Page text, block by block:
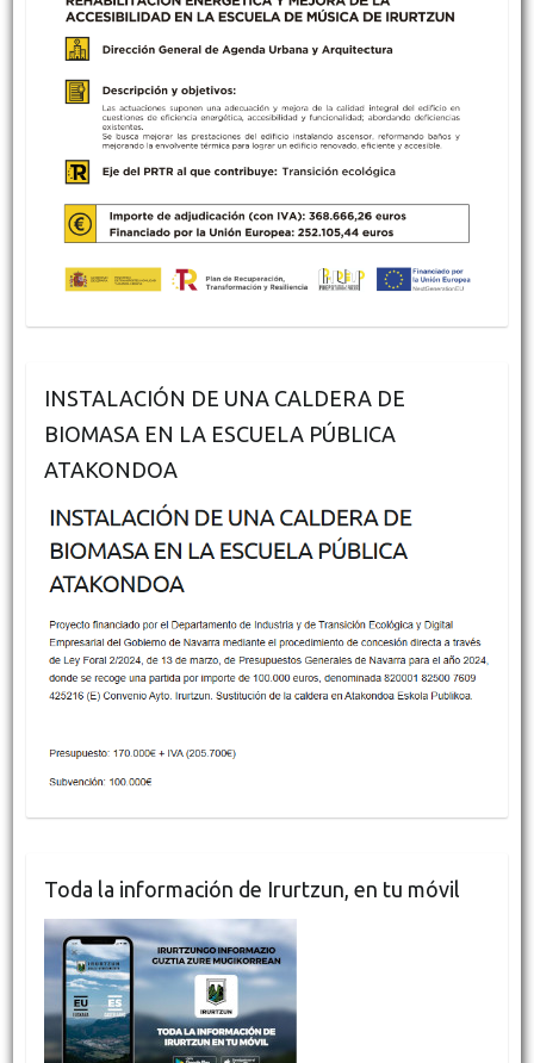
INSTALACIÓN DE UNA CALDERA DE
BIOMASA EN LA ESCUELA PÚBLICA
ATAKONDOA
Toda la información de Irurtzun, en tu móvil